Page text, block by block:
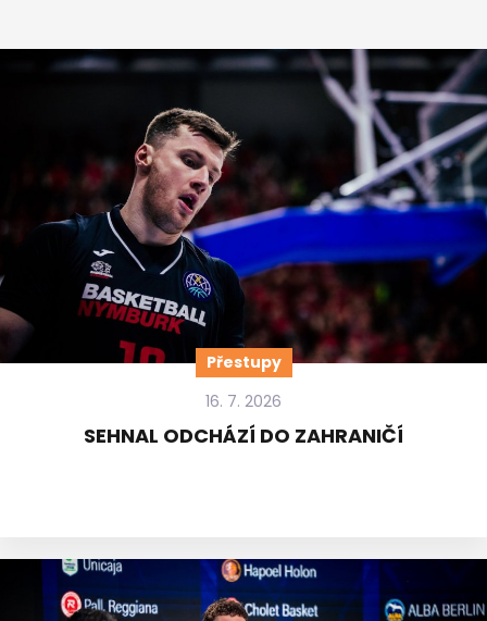
Přestupy
16. 7. 2026
SEHNAL ODCHÁZÍ DO ZAHRANIČÍ